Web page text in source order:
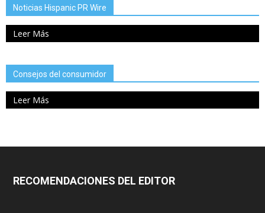
Noticias Hispanic PR Wire
Leer Más
Consejos del consumidor
Leer Más
RECOMENDACIONES DEL EDITOR